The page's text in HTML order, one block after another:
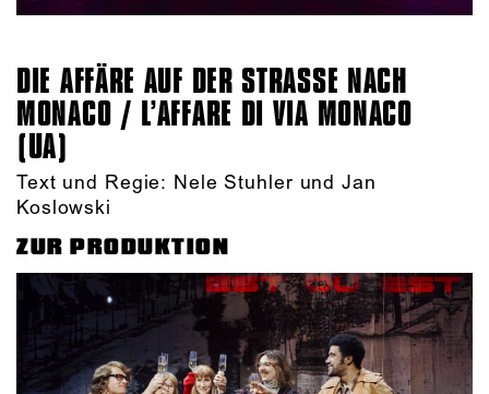
DIE AFFÄRE AUF DER STRASSE NACH M
ONACO / L’AFFARE DI VIA MONACO (
UA)
Text und Regie: Nele Stuhler und Jan
Koslowski
ZUR PRODUKTION